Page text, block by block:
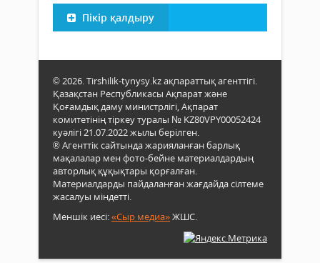
Пікір қалдыру
© 2026. Tirshilik-tynysy.kz ақпараттық агенттігі.
Қазақстан Республикасы Ақпарат және
Қоғамдық даму министрлігі, Ақпарат
комитетінің тіркеу туралы № KZ80VPY00052424
куәлігі 21.07.2022 жылы берілген.
® Агенттік сайтында жарияланған барлық
мақалалар мен фото-бейне материалдардың
авторлық құқықтары қорғалған.
Материалдарды пайдаланған жағдайда сілтеме
жасалуы міндетті.
Меншік иесі:«Сыр медиа»ЖШС.